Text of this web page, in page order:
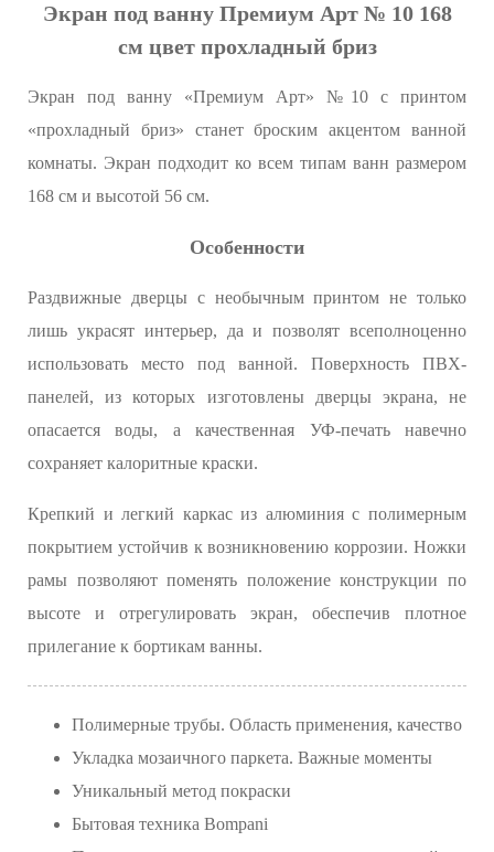
Экран под ванну Премиум Арт № 10 168
см цвет прохладный бриз
Экран под ванну «Премиум Арт» №10 с принтом
«прохладный бриз» станет броским акцентом ванной
комнаты. Экран подходит ко всем типам ванн размером
168 см и высотой 56 см.
Особенности
Раздвижные дверцы с необычным принтом не только
лишь украсят интерьер, да и позволят всеполноценно
использовать место под ванной. Поверхность ПВХ-
панелей, из которых изготовлены дверцы экрана, не
опасается воды, а качественная УФ-печать навечно
сохраняет калоритные краски.
Крепкий и легкий каркас из алюминия с полимерным
покрытием устойчив к возникновению коррозии. Ножки
рамы позволяют поменять положение конструкции по
высоте и отрегулировать экран, обеспечив плотное
прилегание к бортикам ванны.
Полимерные трубы. Область применения, качество
Укладка мозаичного паркета. Важные моменты
Уникальный метод покраски
Бытовая техника Bompani